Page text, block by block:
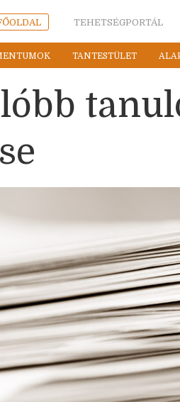
TEHETSÉGPORTÁL
TANTESTÜLET